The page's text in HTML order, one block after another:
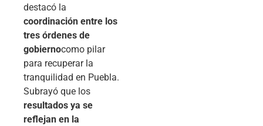
destacó la
coordinación entre los
tres órdenes de
gobiernocomo pilar
para recuperar la
tranquilidad en Puebla.
Subrayó que los
resultados ya se
reflejan en la